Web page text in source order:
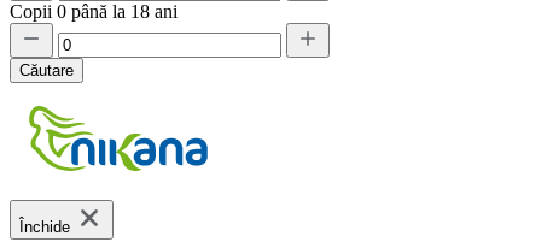
Copii 0 până la 18 ani
Căutare
Închide